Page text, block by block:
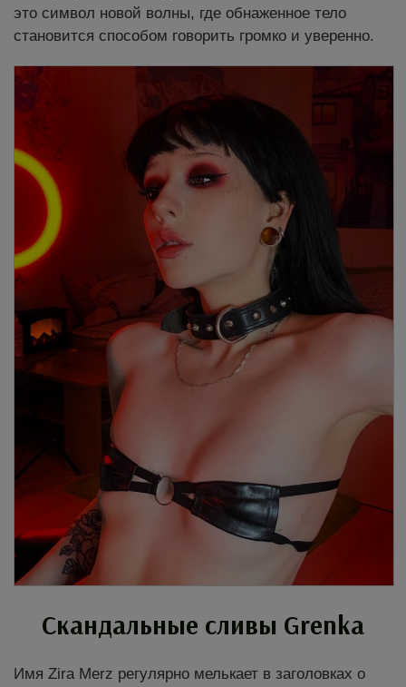
это символ новой волны, где обнаженное тело
становится способом говорить громко и уверенно.
Скандальные сливы Grenka
Имя Zira Merz регулярно мелькает в заголовках о